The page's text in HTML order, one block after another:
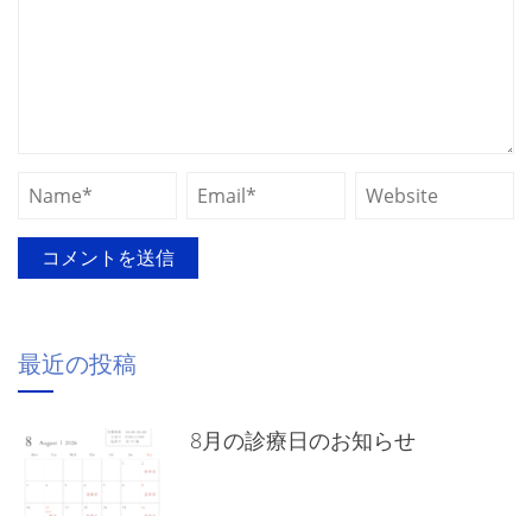
最近の投稿
8月の診療日のお知らせ